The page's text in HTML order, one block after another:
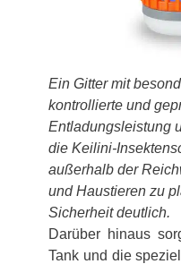
Ein Gitter mit
kontrollierte und
Entladungsleistung
die Keilini-
außerhalb der
und Haustieren zu
Sicherheit deutlich.
Darüber hinaus
Tank und die